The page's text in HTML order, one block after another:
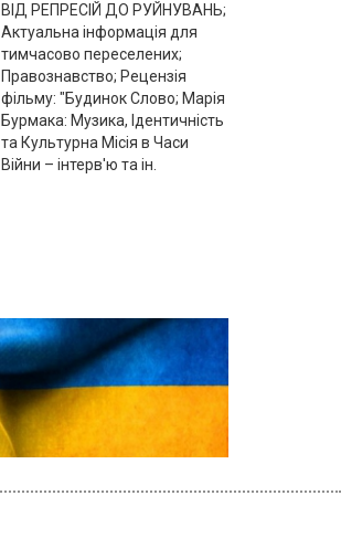
ВІД РЕПРЕСІЙ ДО РУЙНУВАНЬ;
Актуальна інформація для
тимчасово переселених;
Правознавство; Рецензія
фільму: "Будинок Слово; Марія
Бурмака: Музика, Ідентичність
та Культурна Місія в Часи
Війни – інтерв'ю та ін.